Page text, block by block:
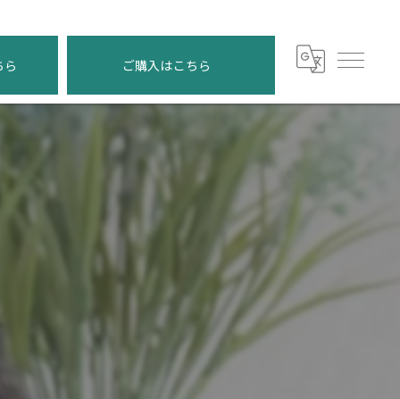
ご購入はこちら